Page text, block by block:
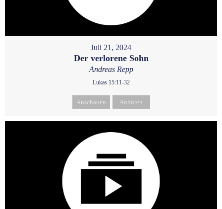
Juli 21, 2024
Der verlorene Sohn
Andreas Repp
Lukas 15:11-32
Anschauen Anhören